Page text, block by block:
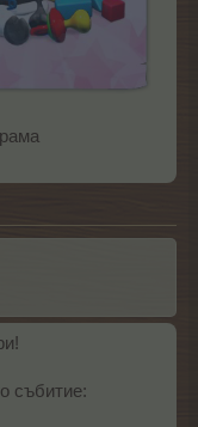
събитие: